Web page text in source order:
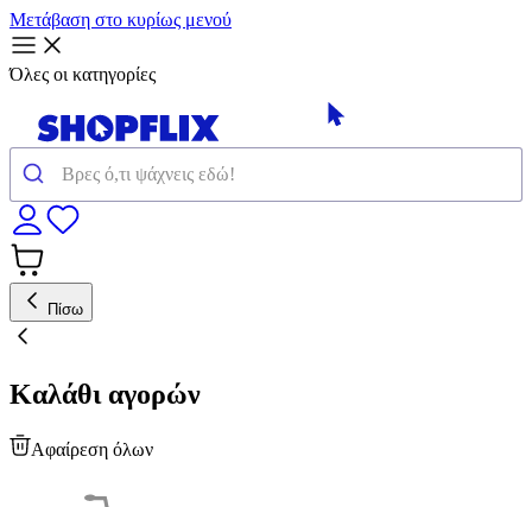
Μετάβαση στο κυρίως μενού
Όλες οι κατηγορίες
Πίσω
Καλάθι αγορών
Αφαίρεση όλων